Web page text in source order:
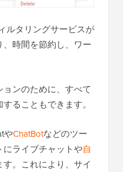
ルタリングサービスが
時間を節約し、ワー
ンのために、すべて
することもできます。
やChatBotなどのツー
ライブチャットや自
す。これにより、サイ